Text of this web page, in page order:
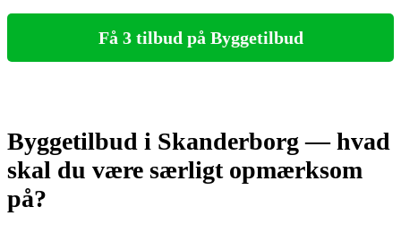
Få 3 tilbud på Byggetilbud
Byggetilbud i Skanderborg — hvad
skal du være særligt opmærksom
på?